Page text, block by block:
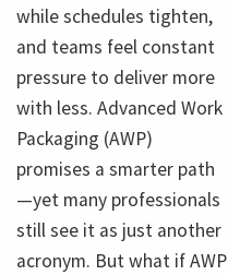
while schedules tighten,
and teams feel constant
pressure to deliver more
with less. Advanced Work
Packaging (AWP)
promises a smarter path
—yet many professionals
still see it as just another
acronym. But what if AWP